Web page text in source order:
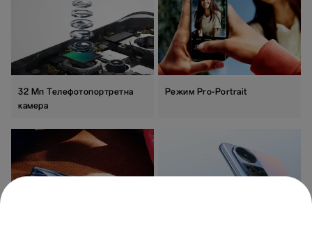
32 Мп Телефотопортретна
камера
Режим Pro-Portrait